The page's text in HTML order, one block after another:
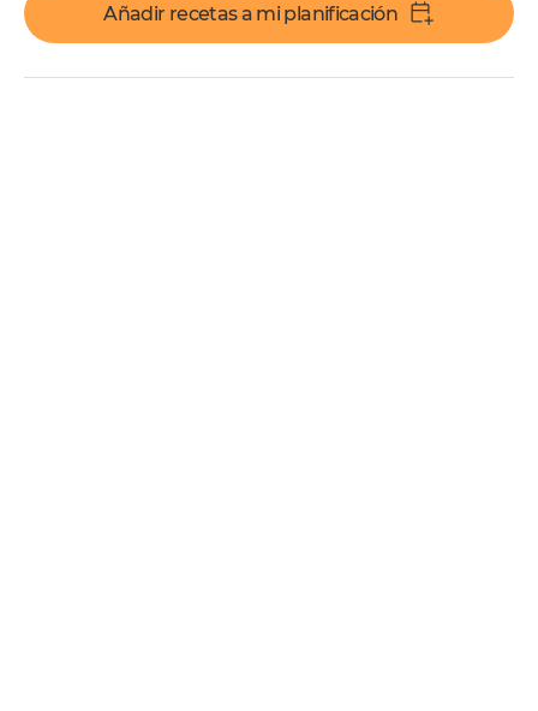
Añadir recetas a mi planificación